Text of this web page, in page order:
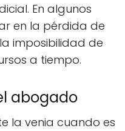
En algunos
en la pérdida de
imposibilidad de
a tiempo.
abogado
la venia cuando es